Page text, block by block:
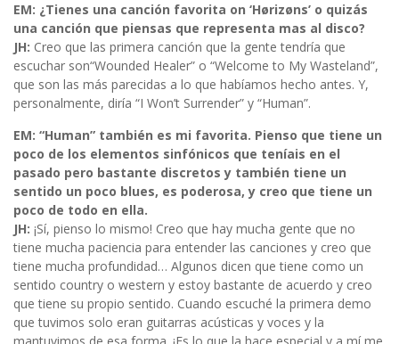
EM: ¿Tienes una canción favorita on ‘Hørizøns’ o quizás
una canción que piensas que representa mas al disco?
JH: Creo que las primera canción que la gente tendría que
escuchar son“Wounded Healer” o “Welcome to My Wasteland”,
que son las más parecidas a lo que habíamos hecho antes. Y,
personalmente, diría “I Won’t Surrender” y “Human”.
EM: “Human” también es mi favorita. Pienso que tiene un
poco de los elementos sinfónicos que teníais en el
pasado pero bastante discretos y también tiene un
sentido un poco blues, es poderosa, y creo que tiene un
poco de todo en ella.
JH: ¡Sí, pienso lo mismo! Creo que hay mucha gente que no
tiene mucha paciencia para entender las canciones y creo que
tiene mucha profundidad… Algunos dicen que tiene como un
sentido country o western y estoy bastante de acuerdo y creo
que tiene su propio sentido. Cuando escuché la primera demo
que tuvimos solo eran guitarras acústicas y voces y la